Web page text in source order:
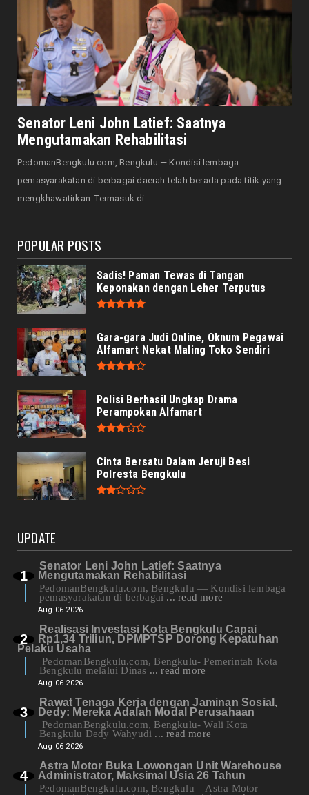
August 06, 2026
HOTEL MERCURE
Mercure Bengkulu Hadirkan Staycation
Ramah Keluarga, Tamu Da...
August 05, 2026
EKONOMI
Hotel Santika Bengkulu Hadirkan Promo HUT
ke-81 RI, Kamar Mu...
NASIONAL
Menjadi Tuan Rumah Sidang Tahunan MPR RI
dan Sidang Bersama...
Senator Leni John Latief: Saatnya
Mengutamakan Rehabilitasi
PedomanBengkulu.com, Bengkulu — Kondisi lembaga
pemasyarakatan di berbagai daerah telah berada pada titik yang
mengkhawatirkan. Termasuk di...
POPULAR POSTS
Sadis! Paman Tewas di Tangan
Keponakan dengan Leher Terputus
Gara-gara Judi Online, Oknum Pegawai
Alfamart Nekat Maling Toko Sendiri
Polisi Berhasil Ungkap Drama
Perampokan Alfamart
Cinta Bersatu Dalam Jeruji Besi
Polresta Bengkulu
UPDATE
Senator Leni John Latief: Saatnya
Mengutamakan Rehabilitasi
PedomanBengkulu.com, Bengkulu — Kondisi lembaga
pemasyarakatan di berbagai ... read more
Aug 06 2026
Realisasi Investasi Kota Bengkulu Capai
Rp1,34 Triliun, DPMPTSP Dorong Kepatuhan
Pelaku Usaha
PedomanBengkulu.com, Bengkulu- Pemerintah Kota
Bengkulu melalui Dinas ... read more
Aug 06 2026
Rawat Tenaga Kerja dengan Jaminan Sosial,
Dedy: Mereka Adalah Modal Perusahaan
PedomanBengkulu.com, Bengkulu- Wali Kota
Bengkulu Dedy Wahyudi ... read more
Aug 06 2026
Astra Motor Buka Lowongan Unit Warehouse
Administrator, Maksimal Usia 26 Tahun
PedomanBengkulu.com, Bengkulu – Astra Motor